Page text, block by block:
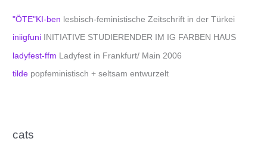
"ÖTE"KI-ben lesbisch-feministische Zeitschrift in der Türkei
iniigfuni INITIATIVE STUDIERENDER IM IG FARBEN HAUS
ladyfest-ffm Ladyfest in Frankfurt/ Main 2006
tilde popfeministisch + seltsam entwurzelt
cats